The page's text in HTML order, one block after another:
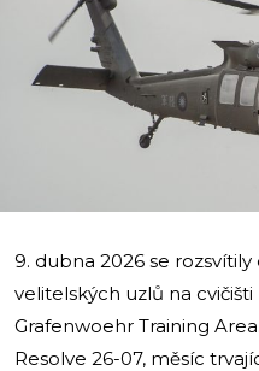
9. dubna 2026 se
velitelských uzlů na
Grafenwoehr Training
Resolve 26-07, měsíc